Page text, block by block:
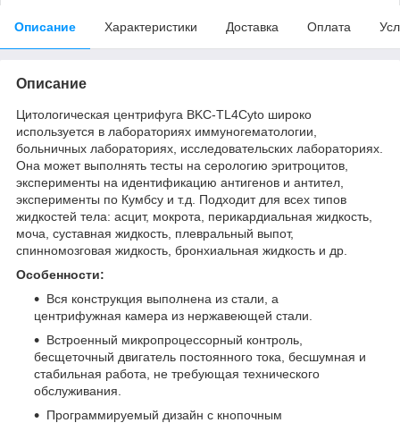
Описание Характеристики Доставка Оплата
Описание
Цитологическая центрифуга BKC-TL4Cyto широко
используется в лабораториях иммуногематологии,
больничных лабораториях, исследовательских лабораториях.
Она может выполнять тесты на серологию эритроцитов,
эксперименты на идентификацию антигенов и антител,
эксперименты по Кумбсу и т.д. Подходит для всех типов
жидкостей тела: асцит, мокрота, перикардиальная жидкость,
моча, суставная жидкость, плевральный выпот,
спинномозговая жидкость, бронхиальная жидкость и др.
Особенности:
Вся конструкция выполнена из стали, а
центрифужная камера из нержавеющей стали.
Встроенный микропроцессорный контроль,
бесщеточный двигатель постоянного тока, бесшумная и
стабильная работа, не требующая технического
обслуживания.
Программируемый дизайн с кнопочным